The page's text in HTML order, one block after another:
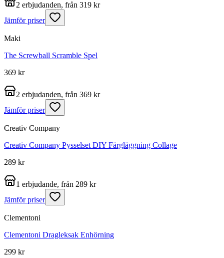
2 erbjudanden, från 319 kr
Jämför priser
Maki
The Screwball Scramble Spel
369 kr
2 erbjudanden, från 369 kr
Jämför priser
Creativ Company
Creativ Company Pysselset DIY Färgläggning Collage
289 kr
1 erbjudande, från 289 kr
Jämför priser
Clementoni
Clementoni Dragleksak Enhörning
299 kr